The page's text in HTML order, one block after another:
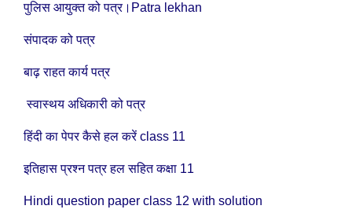
पुलिस आयुक्त को पत्र।Patra lekhan
संपादक को पत्र
बाढ़ राहत कार्य पत्र
स्वास्थय अधिकारी को पत्र
हिंदी का पेपर कैसे हल करें class 11
इतिहास प्रश्न पत्र हल सहित कक्षा 11
Hindi question paper class 12 with solution